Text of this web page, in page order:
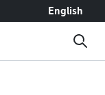
English